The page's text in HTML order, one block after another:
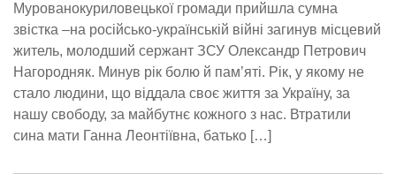
Мурованокуриловецької громади прийшла сумна
звістка –на російсько-українській війні загинув місцевий
житель, молодший сержант ЗСУ Олександр Петрович
Нагородняк. Минув рік болю й пам’яті. Рік, у якому не
стало людини, що віддала своє життя за Україну, за
нашу свободу, за майбутнє кожного з нас. Втратили
сина мати Ганна Леонтіївна, батько […]